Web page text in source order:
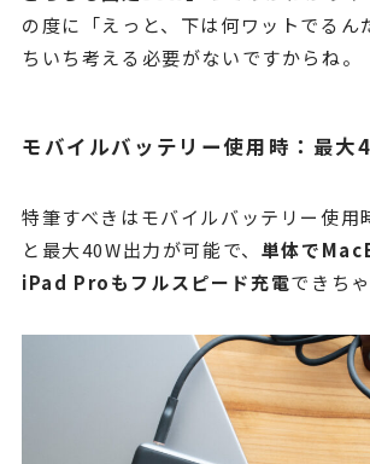
の度に「えっと、下は何ワットでるん
ちいち考える必要がないですからね。
モバイルバッテリー使用時：最大
特筆すべきはモバイルバッテリー使用
と最大40W出力が可能で、 単体で
iPad Proもフルスピード充電できち